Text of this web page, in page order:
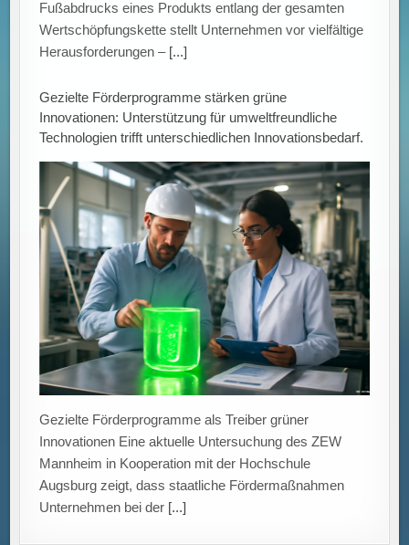
Fußabdrucks eines Produkts entlang der gesamten
Wertschöpfungskette stellt Unternehmen vor vielfältige
Herausforderungen – [...]
Gezielte Förderprogramme stärken grüne
Innovationen: Unterstützung für umweltfreundliche
Technologien trifft unterschiedlichen Innovationsbedarf.
Gezielte Förderprogramme als Treiber grüner
Innovationen Eine aktuelle Untersuchung des ZEW
Mannheim in Kooperation mit der Hochschule
Augsburg zeigt, dass staatliche Fördermaßnahmen
Unternehmen bei der [...]